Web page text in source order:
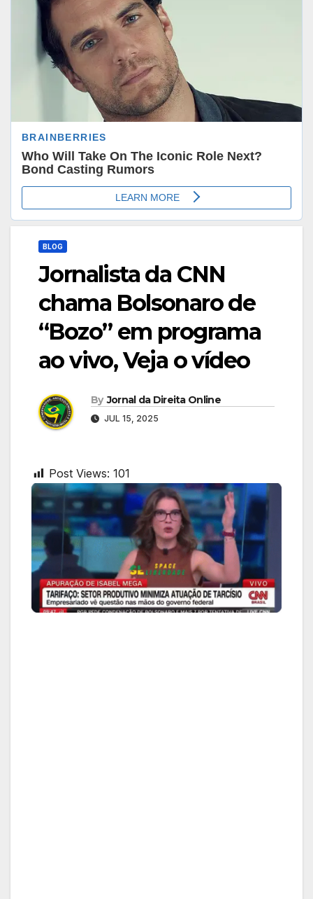
BLOG
Jornalista da CNN
chama Bolsonaro de
“Bozo” em programa
ao vivo, Veja o vídeo
By Jornal da Direita Online
JUL 15, 2025
Post Views: 101